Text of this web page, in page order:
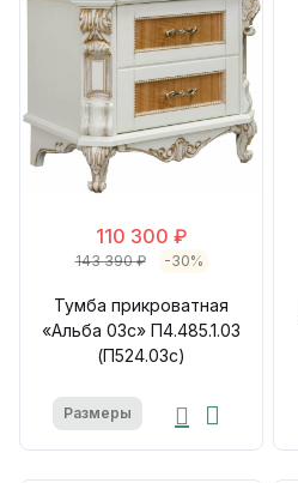
110 300 ₽
143 390 ₽ -30%
Тумба прикроватная
«Альба 03с» П4.485.1.03
(П524.03с)
Размеры